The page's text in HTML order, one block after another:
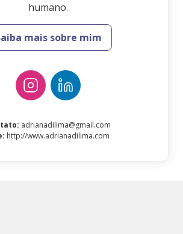
humano.
mais sobre mim
: adrianadilima@gmail.com
: http://www.adrianadilima.com